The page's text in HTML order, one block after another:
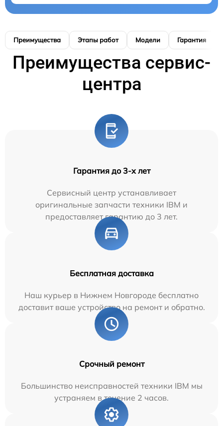
Преимущества Этапы работ Модели Гарантия
Преимущества сервис-
центра
Гарантия до 3-х лет
Сервисный центр устанавливает
оригинальные запчасти техники IBM и
предоставляет гарантию до 3 лет.
Бесплатная доставка
Наш курьер в Нижнем Новгороде бесплатно
доставит ваше устройство на ремонт и обратно.
Срочный ремонт
Большинство неисправностей техники IBM мы
устраняем в течение 2 часов.